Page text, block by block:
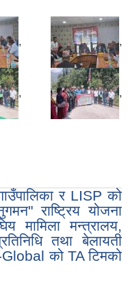
, ,
, ,
र LISP को
राष्ट्रिय योजना
मामिला मन्त्रालय,
तथा बेलायती
Global को TA टिमको